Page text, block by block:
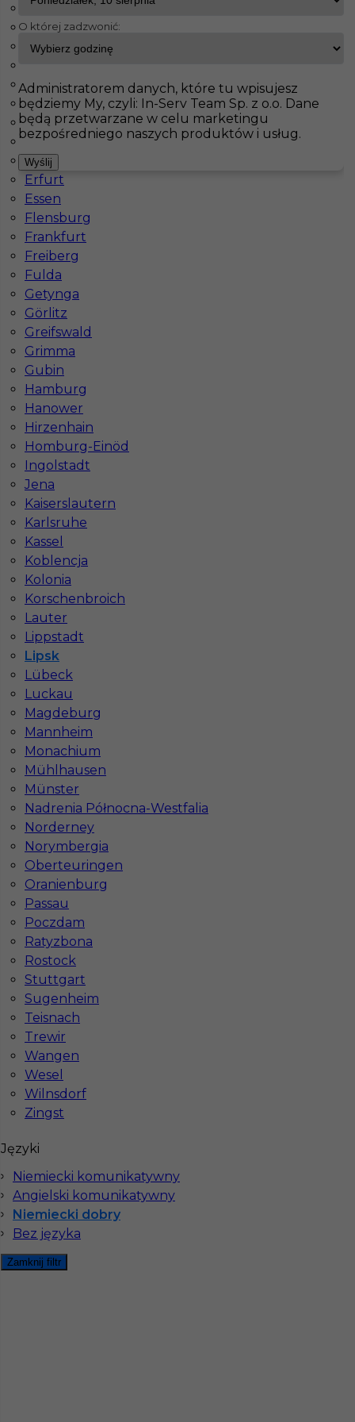
InServ Oferty pracy
Pokaż filtr
Bielefeld
Bochum
Bonn
Darmstadt
Dortmund
Drezno
Duisburg
Düsseldorf
Erfurt
Essen
Flensburg
Frankfurt
Freiberg
Fulda
Getynga
Görlitz
Greifswald
Grimma
Gubin
Hamburg
Hanower
Hirzenhain
Homburg-Einöd
Ingolstadt
Jena
Kaiserslautern
Karlsruhe
Kassel
Koblencja
Kolonia
Korschenbroich
Lauter
Lippstadt
Lipsk
Lübeck
Luckau
Magdeburg
Mannheim
Monachium
Mühlhausen
Münster
Nadrenia Północna-Westfalia
Norderney
Norymbergia
Oberteuringen
Oranienburg
Passau
Poczdam
Ratyzbona
Rostock
Stuttgart
Sugenheim
Teisnach
Trewir
Wangen
Wesel
Wilnsdorf
Zingst
Języki
Niemiecki komunikatywny
Angielski komunikatywny
Niemiecki dobry
Bez języka
Zamknij filtr
Praca dla Dekarza - Niemcy
Kategoria
Lokalizacja
Wymagane języki
Stawka 21 - 23
Dekarz / blacharz praca Niemcy
Kategoria Prace budowlane
Lokalizacja
Wymagane języki
komunikatywny
Stawka 15 - 17 € / h
Praca zbrojarz betoniarz w Niemczech
Kategoria Prace budowlane
Lokalizacja Niemcy
Wymagane języki
Niemiecki dobry
Stawka 14 - 16 € / h
Rozbiórki Niemcy okolice Lipska, 12€
Lokalizacja
O której zadzwonić:
Administratorem danych, które tu wpisujesz
będziemy My, czyli: In-Serv Team Sp. z o.o. Dane
będą przetwarzane w celu marketingu
bezpośredniego naszych produktów i usług.
Wyślij